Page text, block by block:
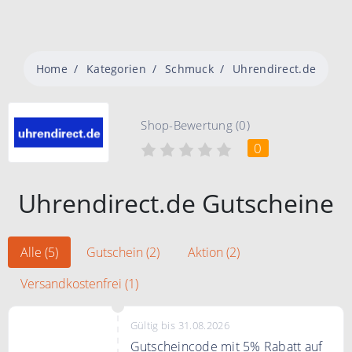
Home Kategorien Schmuck Uhrendirect.de
Shop-Bewertung (0)
0
Uhrendirect.de Gutscheine
Alle (5) Gutschein (2)
Aktion (2)
Versandkostenfrei (1)
Gültig bis 31.08.2026
Gutscheincode mit 5% Rabatt auf